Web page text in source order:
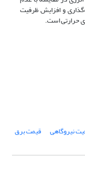
و افزایش ظرفیت
حرارتی است.
نیروگاهی قیمت برق